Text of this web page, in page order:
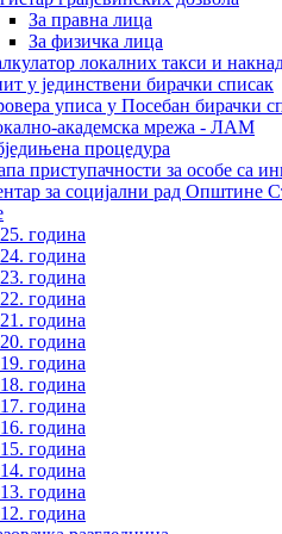
За правна лица
За физичка лица
локалних такси и
у јединствени бирачки списак
уписа у Посебан бирачки
академска мрежа - ЛАМ
процедура
приступачности за особе са
за социјални рад Општине
година
година
година
година
година
година
година
година
година
година
година
година
година
година